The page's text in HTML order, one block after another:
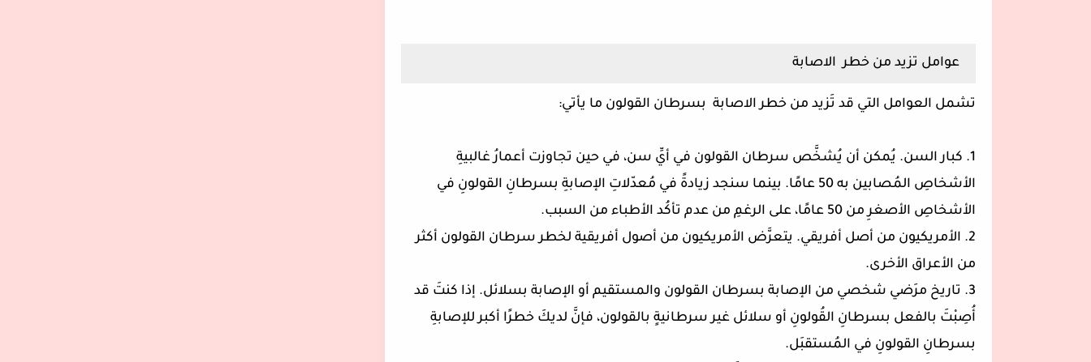
عوامل تزيد من خطر الاصابة
تشمل العوامل التي قد تَزيد من خطر الاصابة بسرطان القولون ما يأتي:
1. كبار السن. يُمكن أن يُشخَّص سرطان القولون في أيِّ سن، في حين تجاوزت أعمارُ غالبيةِ
الأشخاصِ المُصابين به 50 عامًا. بينما سنجد زيادةً في مُعدّلاتِ الإصابةِ بسرطانِ القولونِ في
الأشخاصِ الأصغرِ من 50 عامًا، على الرغمِ من عدم تأكُد الأطباء من السبب.
2. الأمريكيون من أصل أفريقي. يتعرَّض الأمريكيون من أصول أفريقية لخطر سرطان القولون أكثر
من الأعراق الأخرى.
3. تاريخ مرَضي شخصي من الإصابة بسرطان القولون والمستقيم أو الإصابة بسلائل. إذا كنتَ قد
أُصِبْتَ بالفعل بسرطانِ القُولونِ أو سلائل غير سرطانيةٍ بالقولون، فإنَّ لديكَ خطرًا أكبر للإصابةِ
بسرطانِ القولونِ في المُستقبَل.